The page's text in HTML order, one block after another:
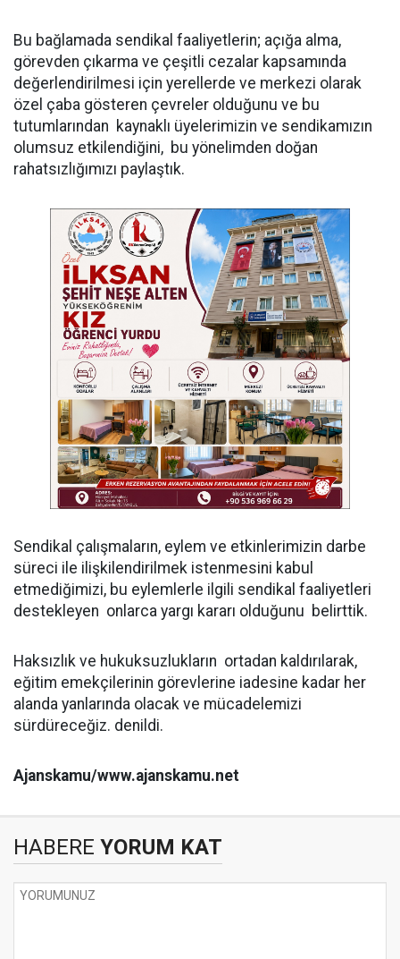
Bu bağlamada sendikal faaliyetlerin; açığa alma,
görevden çıkarma ve çeşitli cezalar kapsamında
değerlendirilmesi için yerellerde ve merkezi olarak
özel çaba gösteren çevreler olduğunu ve bu
tutumlarından kaynaklı üyelerimizin ve sendikamızın
olumsuz etkilendiğini, bu yönelimden doğan
rahatsızlığımızı paylaştık.
Sendikal çalışmaların, eylem ve etkinlerimizin darbe
süreci ile ilişkilendirilmek istenmesini kabul
etmediğimizi, bu eylemlerle ilgili sendikal faaliyetleri
destekleyen onlarca yargı kararı olduğunu belirttik.
Haksızlık ve hukuksuzlukların ortadan kaldırılarak,
eğitim emekçilerinin görevlerine iadesine kadar her
alanda yanlarında olacak ve mücadelemizi
sürdüreceğiz. denildi.
Ajanskamu/www.ajanskamu.net
HABERE YORUM KAT